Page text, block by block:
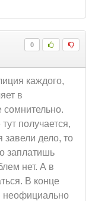
0
каждого,
в
получается,
завели дело, то
заплатишь
нет. А в
В конце
неофициально